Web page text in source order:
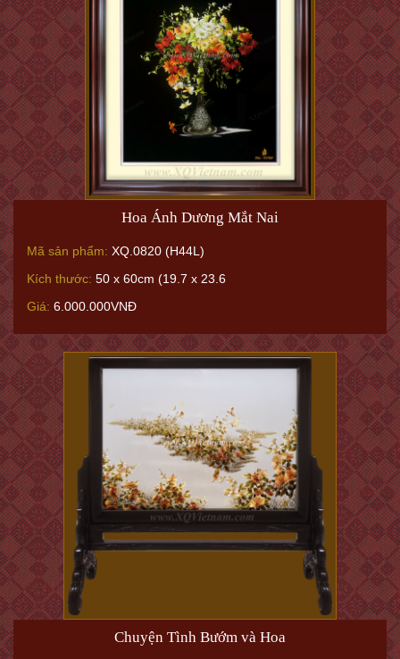
Hoa Ánh Dương Mắt Nai
Mã sản phẩm: XQ.0820 (H44L)
Kích thước: 50 x 60cm (19.7 x 23.6
Giá: 6.000.000VNĐ
Chuyện Tình Bướm và Hoa